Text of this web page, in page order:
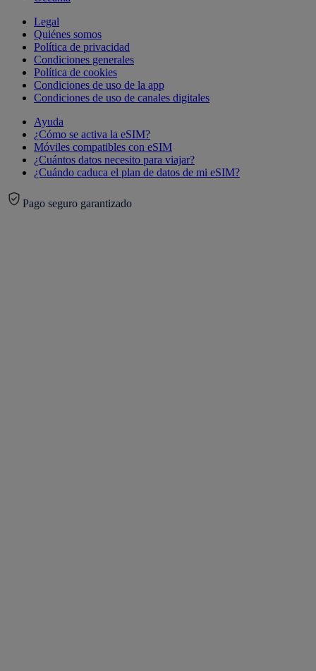
Legal
Quiénes somos
Política de privacidad
Condiciones generales
Política de cookies
Condiciones de uso de la app
Condiciones de uso de canales digitales
Ayuda
¿Cómo se activa la eSIM?
Móviles compatibles con eSIM
¿Cuántos datos necesito para viajar?
¿Cuándo caduca el plan de datos de mi eSIM?
Pago seguro garantizado